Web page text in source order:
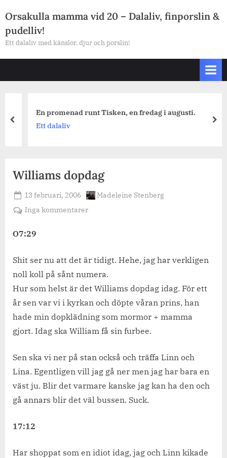
to
content
Orsakulla mamma vid 20 – Dalaliv, finporslin &
pudelliv!
Ett dalaliv med känslor, djur och porslin!
En promenad runt Tisken, en fredag i augusti.
Ett dalaliv
prev
Williams dopdag
Posted
on
13 februari, 2006 By
Madeleine Stenberg
Inga kommentarertill
O7:29
Shit ser nu att det är tidigt. Hehe, jag har verkligen
noll koll på sånt numera.
Hur som helst är det Williams dopdag idag. För ett
år sen var vi i kyrkan och döpte våran prins, han
hade min dopklädning som mormor + mamma
gjort. Idag ska William få sin furbee.
Sen ska vi ner på stan också och träffa Linn och
Lina. Egentligen vill jag gå ner men jag har bara en
väst ju. Blir det varmare kanske jag kan ha den och
gå annars blir det väl bussen. Suck.
17:12
Har shoppat som en idiot idag, jag och Linn kikade